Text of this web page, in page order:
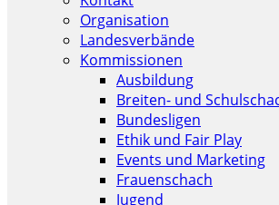
Organisation
Landesverbände
Kommissionen
Ausbildung
Breiten- und
Bundesligen
Ethik und Fair Play
Events und Marketing
Frauenschach
Jugend